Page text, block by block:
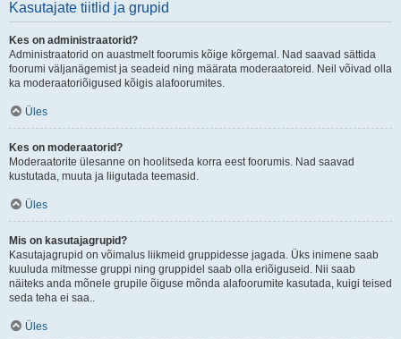
Kasutajate tiitlid ja grupid
Kes on administraatorid?
Administraatorid on auastmelt foorumis kõige kõrgemal. Nad saavad sättida
foorumi väljanägemist ja seadeid ning määrata moderaatoreid. Neil võivad olla
ka moderaatoriõigused kõigis alafoorumites.
Üles
Kes on moderaatorid?
Moderaatorite ülesanne on hoolitseda korra eest foorumis. Nad saavad
kustutada, muuta ja liigutada teemasid.
Üles
Mis on kasutajagrupid?
Kasutajagrupid on võimalus liikmeid gruppidesse jagada. Üks inimene saab
kuuluda mitmesse gruppi ning gruppidel saab olla eriõiguseid. Nii saab
näiteks anda mõnele grupile õiguse mõnda alafoorumite kasutada, kuigi teised
seda teha ei saa..
Üles